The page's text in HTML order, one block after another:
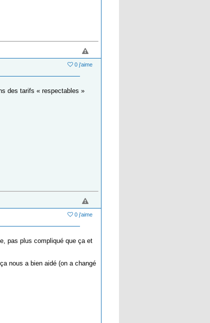
0 j'aime
des tarifs « respectables »
0 j'aime
pas plus compliqué que ça et
nous a bien aidé (on a changé